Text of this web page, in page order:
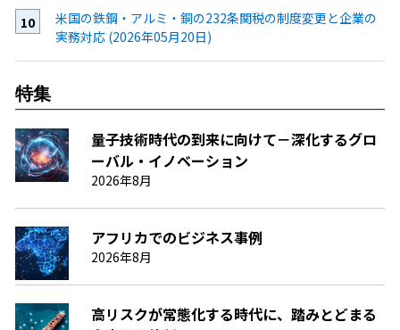
米国の鉄鋼・アルミ・銅の232条関税の制度変更と企業の
実務対応 (2026年05月20日)
特集
量子技術時代の到来に向けて－深化するグロ
ーバル・イノベーション
2026年8月
アフリカでのビジネス事例
2026年8月
高リスクが常態化する時代に、踏みとどまる